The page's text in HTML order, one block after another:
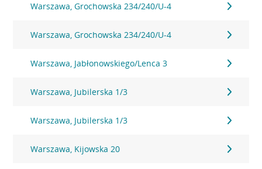
Warszawa, Grochowska 234/240/U-4
Warszawa, Grochowska 234/240/U-4
Warszawa, Jabłonowskiego/Lenca 3
Warszawa, Jubilerska 1/3
Warszawa, Jubilerska 1/3
Warszawa, Kijowska 20